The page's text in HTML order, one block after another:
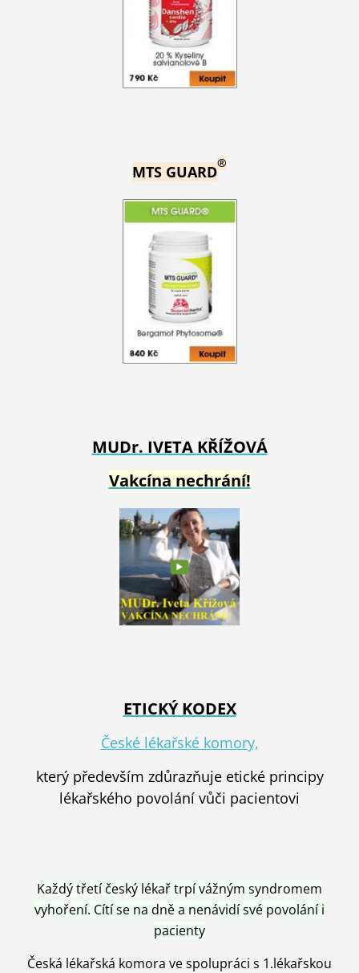
MTS GUARD®
MUDr. IVETA KŘÍŽOVÁ
Vakcína nechrání!
ETICKÝ KODEX
České lékařské komory,
který především zdůrazňuje etické principy
lékařského povolání vůči pacientovi
Každý třetí český lékař trpí vážným syndromem
vyhoření. Cítí se na dně a nenávidí své povolání i
pacienty
Česká lékařská komora ve spolupráci s 1.lékařskou